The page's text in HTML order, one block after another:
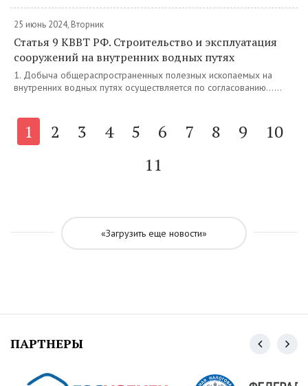
25 июнь 2024, Вторник
Статья 9 КВВТ РФ. Строительство и эксплуатация
сооружений на внутренних водных путях
1. Добыча общераспространенных полезных ископаемых на
внутренних водных путях осуществляется по согласованию......
1 2 3 4 5 6 7 8 9
10
11
«Загрузить еще новости»
ПАРТНЕРЫ